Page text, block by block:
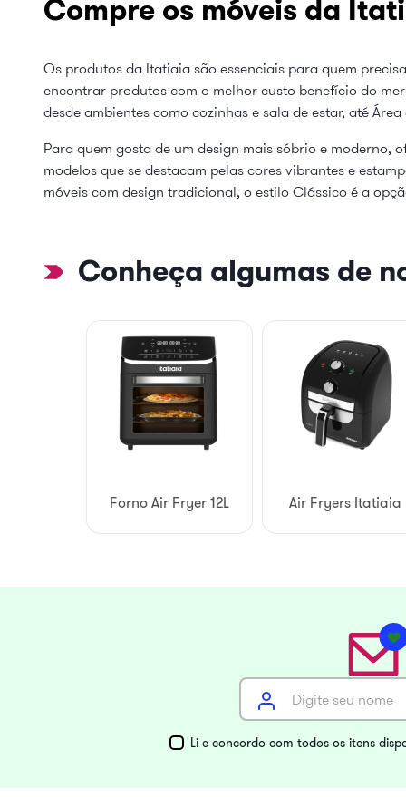
Compre os móveis da
Os produtos da Itatiaia são essenciais para quem
encontrar produtos com o melhor custo benefício do
desde ambientes como cozinhas e sala de estar, até
Para quem gosta de um design mais sóbrio e moderno,
modelos que se destacam pelas cores vibrantes e
móveis com design tradicional, o estilo Clássico é a
Conheça algumas de
Forno Air Fryer 12L Air Fryers Itatiaia
Li e concordo com todos os itens